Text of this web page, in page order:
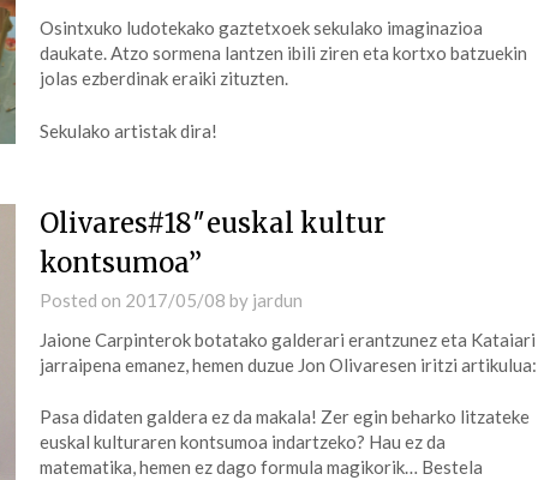
Osintxuko ludotekako gaztetxoek sekulako imaginazioa
daukate. Atzo sormena lantzen ibili ziren eta kortxo batzuekin
jolas ezberdinak eraiki zituzten.
Sekulako artistak dira!
Olivares#18″euskal kultur
kontsumoa”
Posted on 2017/05/08 by jardun
Jaione Carpinterok botatako galderari erantzunez eta Kataiari
jarraipena emanez, hemen duzue Jon Olivaresen iritzi artikulua:
Pasa didaten galdera ez da makala! Zer egin beharko litzateke
euskal kulturaren kontsumoa indartzeko? Hau ez da
matematika, hemen ez dago formula magikorik… Bestela